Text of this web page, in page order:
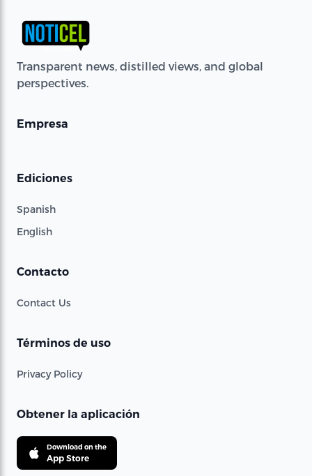
Transparent news, distilled views, and global
perspectives.
Empresa
Ediciones
Spanish
English
Contacto
Contact Us
Términos de uso
Privacy Policy
Obtener la aplicación
Download on the
App Store